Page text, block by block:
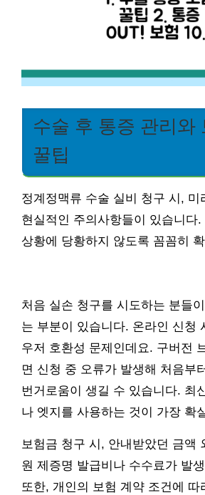
수술 후 통증 관리와
꿀팁
정계정맥류 수술 실비 청구 시, 미
현실적인 주의사항들이 있습니다
상황에 당황하지 않도록 꼼꼼히
처음 실손 청구를 시도하는 분들
는 부분이 있습니다. 온라인 신청
우저 호환성 문제인데요. 구버전
면 신청 중 오류가 발생해 처음부
번거로움이 생길 수 있습니다. 최
나 엣지를 사용하는 것이 가장 확
보험금 청구 시, 안내받았던 금액
원 제증명 발급비나 수수료가 발
또한, 개인의 보험 계약 조건에 따